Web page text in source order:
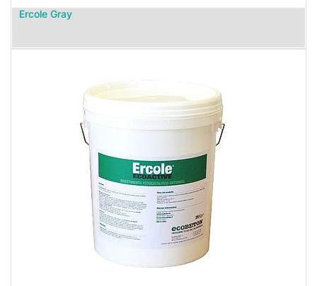
Ercole Gray